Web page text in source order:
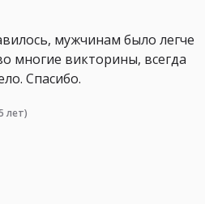
мужчинам было легче
многие викторины, всегда
Спасибо.
лет)